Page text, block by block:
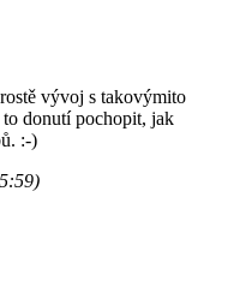
vývoj s takovýmito
to donutí pochopit, jak
:-)